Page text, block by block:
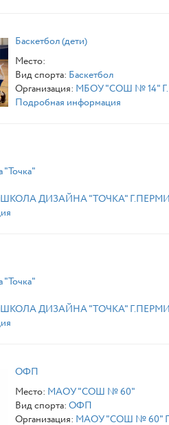
Баскетбол (дети)
Место:
Вид спорта: Баскетбол
Организация: МБОУ "СОШ № 14"
Подробная информация
"Точка"
ДИЗАЙНА "ТОЧКА" Г.ПЕРМИ
"Точка"
ДИЗАЙНА "ТОЧКА" Г.ПЕРМИ
ОФП
Место: МАОУ "СОШ № 60"
Вид спорта: ОФП
Организация: МАОУ "СОШ № 60"